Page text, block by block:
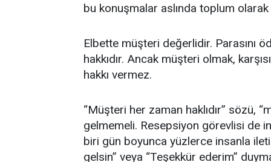
bu konuşmalar aslında toplum
Elbette müşteri değerlidir. Parasını
hakkıdır. Ancak müşteri olmak,
hakkı vermez.
“Müşteri her zaman haklıdır” sözü,
gelmemeli. Resepsiyon görevlisi de
biri gün boyunca yüzlerce insanla
gelsin” veya “Teşekkür ederim”